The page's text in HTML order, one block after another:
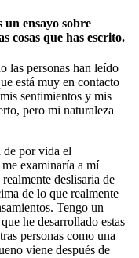
un ensayo sobre
cosas que has escrito.
las personas han leído
está muy en contacto
sentimientos y mis
pero mi naturaleza
de por vida el
examinaría a mí
deslisaria de
de lo que realmente
Tengo un
he desarrollado estas
personas como una
viene después de